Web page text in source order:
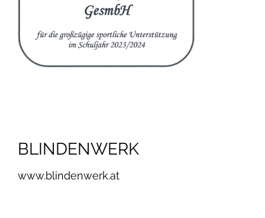
BLINDENWERK
www.blindenwerk.at